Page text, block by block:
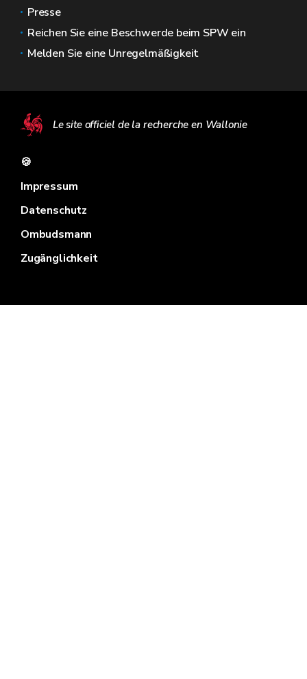
Presse
Reichen Sie eine Beschwerde beim SPW ein
Melden Sie eine Unregelmäßigkeit
Le site officiel de la recherche en Wallonie
🍪
Impressum
Datenschutz
Ombudsmann
Zugänglichkeit